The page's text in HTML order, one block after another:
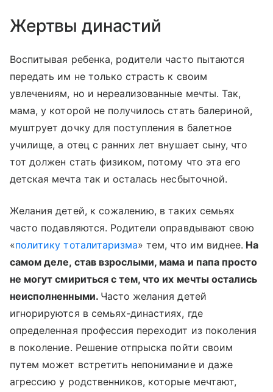
Жертвы династий
Воспитывая ребенка, родители часто пытаются
передать им не только страсть к своим
увлечениям, но и нереализованные мечты. Так,
мама, у которой не получилось стать балериной,
муштрует дочку для поступления в балетное
училище, а отец с ранних лет внушает сыну, что
тот должен стать физиком, потому что эта его
детская мечта так и осталась несбыточной.
Желания детей, к сожалению, в таких семьях
часто подавляются. Родители оправдывают свою
«политику тоталитаризма» тем, что им виднее. На
самом деле, став взрослыми, мама и папа просто
не могут смириться с тем, что их мечты остались
неисполненными. Часто желания детей
игнорируются в семьях-династиях, где
определенная профессия переходит из поколения
в поколение. Решение отпрыска пойти своим
путем может встретить непонимание и даже
агрессию у родственников, которые мечтают,